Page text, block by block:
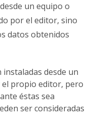
un equipo o
por el editor, sino
datos obtenidos
instaladas desde un
propio editor, pero
éstas sea
ser consideradas